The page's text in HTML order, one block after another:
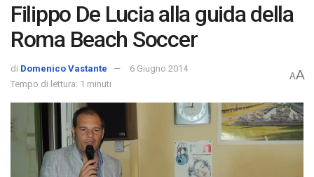
Filippo De Lucia alla guida della
Roma Beach Soccer
di Domenico Vastante
6 Giugno 2014
Tempo di lettura: 1 minuti
AA